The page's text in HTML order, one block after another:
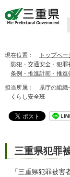
現在位置： トップペー
防犯・交通安全・犯罪
条例・推進計画・推進
担当所属： 県庁の組
くらし安全班
三重県犯罪
「三重県犯罪被害